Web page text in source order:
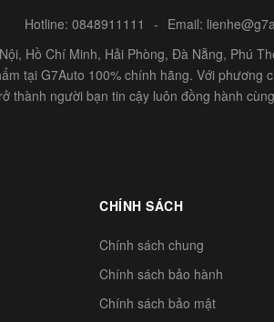
Hotline: 0848911111 - Email:
Hồ Chí Minh, Hải Phòng, Đà Nẵng, Phú
tại G7Auto 100% chính hãng. Với
thành người bạn tin cậy luôn đồng hành
CHÍNH SÁCH
Chính sách chung
Chính sách bảo hành
Chính sách bảo mật